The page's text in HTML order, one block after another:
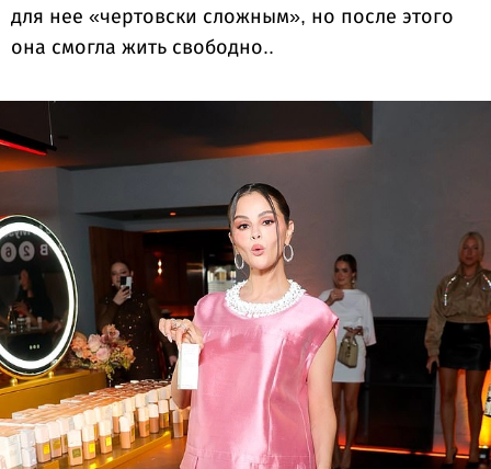
для нее «чертовски сложным», но после этого
она смогла жить свободно..